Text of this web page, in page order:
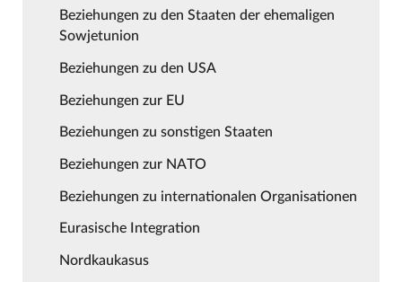
Beziehungen zu den Staaten der ehemaligen
Sowjetunion
Beziehungen zu den USA
Beziehungen zur EU
Beziehungen zu sonstigen Staaten
Beziehungen zur NATO
Beziehungen zu internationalen Organisationen
Eurasische Integration
Nordkaukasus